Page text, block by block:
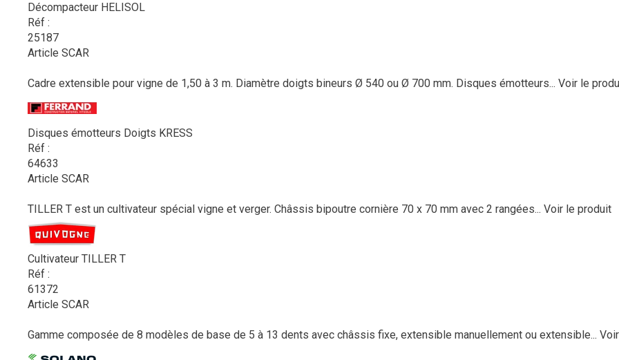
Décompacteur HELISOL
Réf :
25187
Article SCAR
Cadre extensible pour vigne de 1,50 à 3 m. Diamètre doigts bineurs Ø 540 ou Ø 700 mm. Disques émotteurs... Voir le
Disques émotteurs Doigts KRESS
Réf :
64633
Article SCAR
TILLER T est un cultivateur spécial vigne et verger. Châssis bipoutre cornière 70 x 70 mm avec 2 rangées... Voir le produit
Cultivateur TILLER T
Réf :
61372
Article SCAR
Gamme composée de 8 modèles de base de 5 à 13 dents avec châssis fixe, extensible manuellement ou extensible...